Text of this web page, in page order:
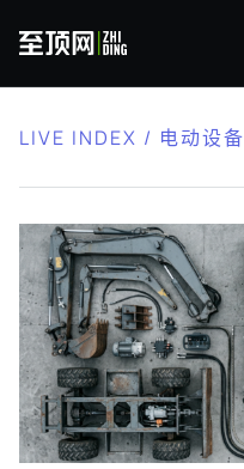
LIVE INDEX / 电动设备